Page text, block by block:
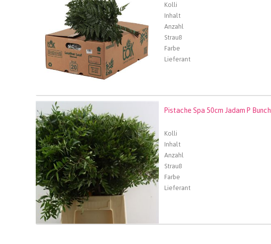
Kolli
Inhalt
Anzahl
Strauß
Farbe
Lieferant
Pistache Spa 50cm Jadam P Bunch
Kolli
Inhalt
Anzahl
Strauß
Farbe
Lieferant
Pistache Spa 50cm Jadam P Bunch
Wählen Sie zuerst ein Abfartdatum.